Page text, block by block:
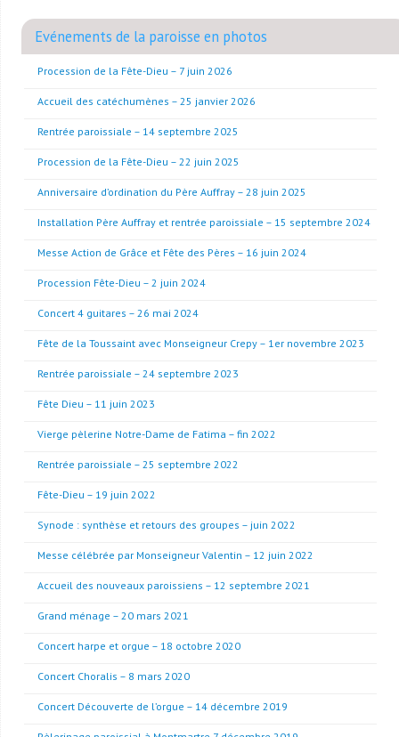
Evénements de la paroisse en photos
Procession de la Fête-Dieu – 7 juin 2026
Accueil des catéchumènes – 25 janvier 2026
Rentrée paroissiale – 14 septembre 2025
Procession de la Fête-Dieu – 22 juin 2025
Anniversaire d’ordination du Père Auffray – 28 juin 2025
Installation Père Auffray et rentrée paroissiale – 15 septembre 2024
Messe Action de Grâce et Fête des Pères – 16 juin 2024
Procession Fête-Dieu – 2 juin 2024
Concert 4 guitares – 26 mai 2024
Fête de la Toussaint avec Monseigneur Crepy – 1er novembre 2023
Rentrée paroissiale – 24 septembre 2023
Fête Dieu – 11 juin 2023
Vierge pèlerine Notre-Dame de Fatima – fin 2022
Rentrée paroissiale – 25 septembre 2022
Fête-Dieu – 19 juin 2022
Synode : synthèse et retours des groupes – juin 2022
Messe célébrée par Monseigneur Valentin – 12 juin 2022
Accueil des nouveaux paroissiens – 12 septembre 2021
Grand ménage – 20 mars 2021
Concert harpe et orgue – 18 octobre 2020
Concert Choralis – 8 mars 2020
Concert Découverte de l’orgue – 14 décembre 2019